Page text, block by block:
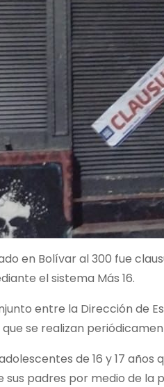
en Bolívar al 300 fue
el sistema Más 16.
entre la Dirección de
se realizan
de 16 y 17
sus padres por medio de